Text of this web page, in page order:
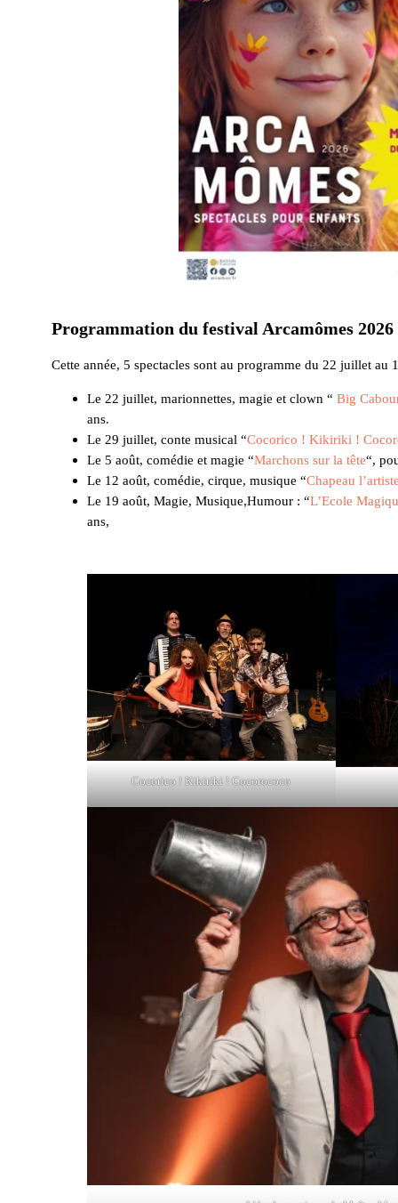
Programmation du festival Arcamômes 2026
Cette année, 5 spectacles sont au programme du 22 juillet au
Le 22 juillet, marionnettes, magie et clown “ Big
ans.
Le 29 juillet, conte musical “Cocorico ! Kikiriki !
Le 5 août, comédie et magie “Marchons sur la tête“,
Le 12 août, comédie, cirque, musique “Chapeau
Le 19 août, Magie, Musique,Humour : “L’Ecole
ans,
Cocorico ! Kikiriki ! Cocorococo